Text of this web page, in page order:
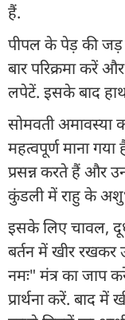
हैं.
पीपल के पेड़ की
बार परिक्रमा करें
लपेटें. इसके बाद हाथ
सोमवती अमावस्या
महत्वपूर्ण माना
प्रसन्न करते हैं और
कुंडली में राहु के
इसके लिए चावल,
बर्तन में खीर रखकर
नमः" मंत्र का जाप
प्रार्थना करें. बाद